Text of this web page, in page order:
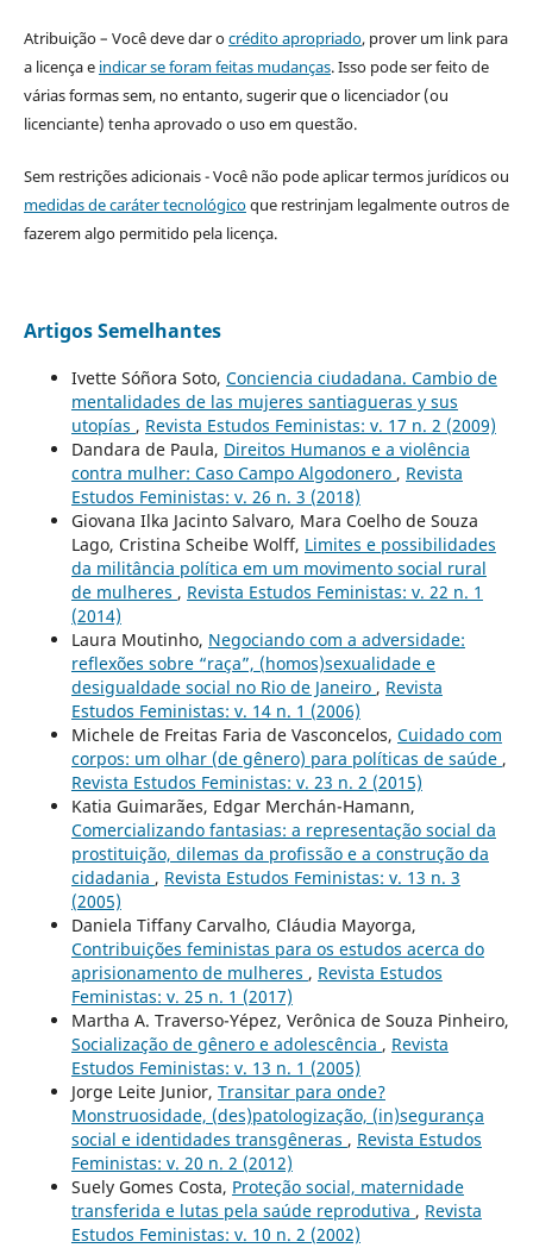
Atribuição – Você deve dar ocrédito apropriado, prover um link para
a licença e indicar se foram feitas mudanças. Isso pode ser feito de
várias formas sem, no entanto, sugerir que o licenciador (ou
licenciante) tenha aprovado o uso em questão.
Sem restrições adicionais - Você não pode aplicar termos jurídicos ou
medidas de caráter tecnológicoque restrinjam legalmente outros de
fazerem algo permitido pela licença.
Artigos Semelhantes
Ivette Sóñora Soto, Conciencia ciudadana. Cambio de
mentalidades de las mujeres santiagueras y sus
utopías , Revista Estudos Feministas: v. 17 n. 2 (2009)
Dandara de Paula, Direitos Humanos e a violência
contra mulher: Caso Campo Algodonero , Revista
Estudos Feministas: v. 26 n. 3 (2018)
Giovana Ilka Jacinto Salvaro, Mara Coelho de Souza
Lago, Cristina Scheibe Wolff, Limites e possibilidades
da militância política em um movimento social rural
de mulheres , Revista Estudos Feministas: v. 22 n. 1
(2014)
Laura Moutinho, Negociando com a adversidade:
reflexões sobre “raça”, (homos)sexualidade e
desigualdade social no Rio de Janeiro , Revista
Estudos Feministas: v. 14 n. 1 (2006)
Michele de Freitas Faria de Vasconcelos, Cuidado com
corpos: um olhar (de gênero) para políticas de saúde ,
Revista Estudos Feministas: v. 23 n. 2 (2015)
Katia Guimarães, Edgar Merchán-Hamann,
Comercializando fantasias: a representação social da
prostituição, dilemas da profissão e a construção da
cidadania , Revista Estudos Feministas: v. 13 n. 3
(2005)
Daniela Tiffany Carvalho, Cláudia Mayorga,
Contribuições feministas para os estudos acerca do
aprisionamento de mulheres , Revista Estudos
Feministas: v. 25 n. 1 (2017)
Martha A. Traverso-Yépez, Verônica de Souza Pinheiro,
Socialização de gênero e adolescência , Revista
Estudos Feministas: v. 13 n. 1 (2005)
Jorge Leite Junior, Transitar para onde?
Monstruosidade, (des)patologização, (in)segurança
social e identidades transgêneras , Revista Estudos
Feministas: v. 20 n. 2 (2012)
Suely Gomes Costa, Proteção social, maternidade
transferida e lutas pela saúde reprodutiva , Revista
Estudos Feministas: v. 10 n. 2 (2002)